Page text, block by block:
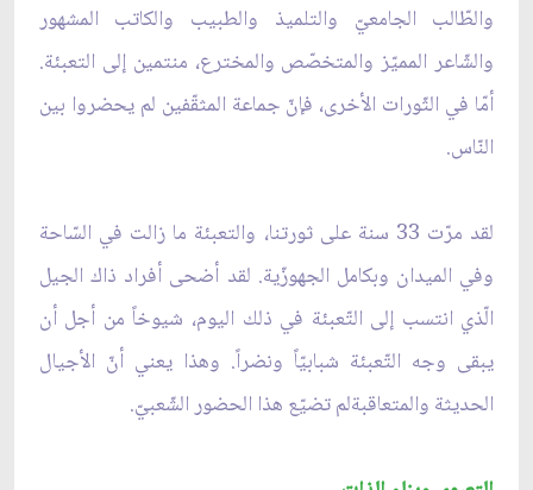
والطّالب الجامعيّ والتلميذ والطبيب والكاتب المشهور
والشّاعر المميّز والمتخصّص والمخترع، منتمين إلى التعبئة.
أمّا في الثّورات الأخرى، فإنّ جماعة المثقّفين لم يحضروا بين
النّاس.
لقد مرّت 33 سنة على ثورتنا، والتعبئة ما زالت في السّاحة
وفي الميدان وبكامل الجهوزّية. لقد أضحى أفراد ذاك الجيل
الّذي انتسب إلى التّعبئة في ذلك اليوم، شيوخاً من أجل أن
يبقى وجه التّعبئة شبابيّاً ونضراً. وهذا يعني أنّ الأجيال
الحديثة والمتعاقبةلم تضيّع هذا الحضور الشّعبيّ.